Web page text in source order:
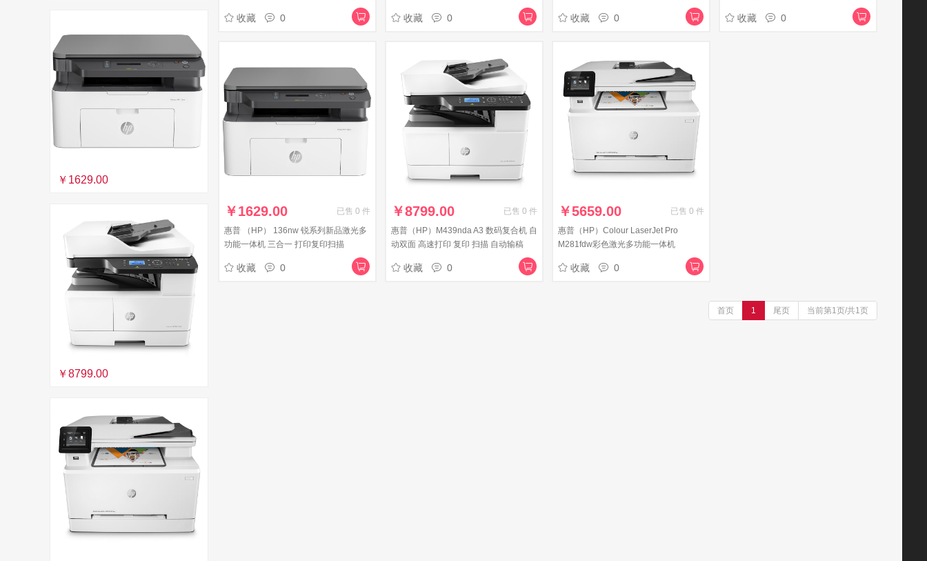
￥1629.00
￥8799.00
收藏 0 收藏 0 收藏 0 收藏 0
￥1629.00 已售 0 件
惠普 （HP） 136nw 锐系列新品激光多
功能一体机 三合一 打印复印扫描
收藏 0
￥8799.00 已售 0 件
惠普（HP）M439nda A3 数码复合机 自
动双面 高速打印 复印 扫描 自动输稿
收藏 0
￥5659.00 已售 0 件
惠普（HP）Colour LaserJet Pro
M281fdw彩色激光多功能一体机
(M277dw升级型号)(打印 复印 扫描 传
真) 收藏 0
首页 1 尾页 当前第1页/共1页